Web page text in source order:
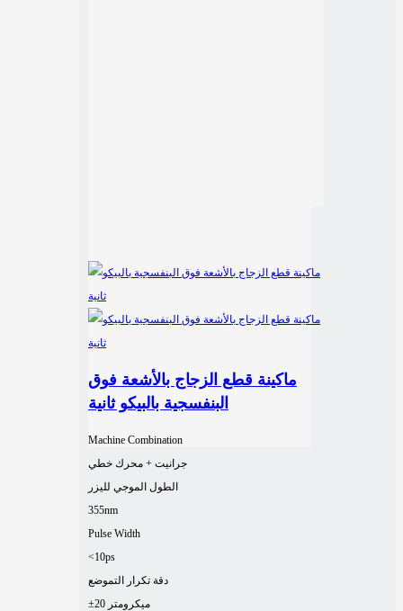
ماكينة قطع الزجاج بالأشعة فوق
البنفسجية بالبيكو ثانية
Machine Combination
جرانيت + محرك خطي
الطول الموجي لليزر
355nm
Pulse Width
<10ps
دقة تكرار التموضع
±20 ميكرومتر